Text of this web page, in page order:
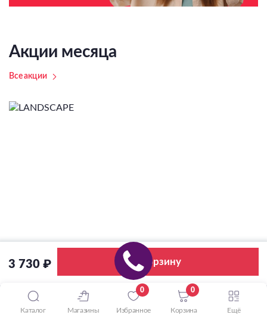
3 730 ₽ В корзину
Акции месяца
Все акции
Каталог Магазины
0
Избранное
0
Корзина Ещё